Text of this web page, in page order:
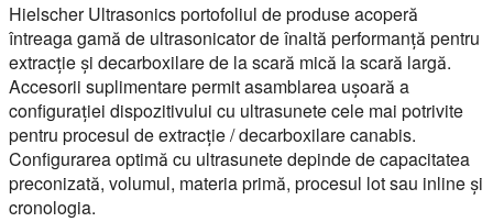
Hielscher Ultrasonics portofoliul de produse acoperă
întreaga gamă de ultrasonicator de înaltă performanță pentru
extracție și decarboxilare de la scară mică la scară largă.
Accesorii suplimentare permit asamblarea ușoară a
configurației dispozitivului cu ultrasunete cele mai potrivite
pentru procesul de extracție / decarboxilare canabis.
Configurarea optimă cu ultrasunete depinde de capacitatea
preconizată, volumul, materia primă, procesul lot sau inline și
cronologia.